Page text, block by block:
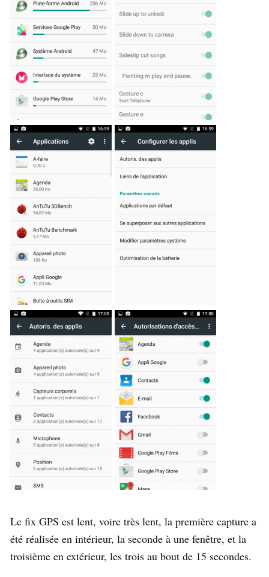
Le fix GPS est lent, voire très lent, la première capture a
été réalisée en intérieur, la seconde à une fenêtre, et la
troisième en extérieur, les trois au bout de 15 secondes.